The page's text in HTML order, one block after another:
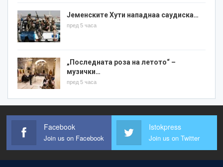
Јеменските Хути нападнаа саудиска…
пред 5 часа
„Последната роза на летото“ –
музички…
пред 5 часа
Facebook
Join us on Facebook
Istokpress
Join us on Twitter